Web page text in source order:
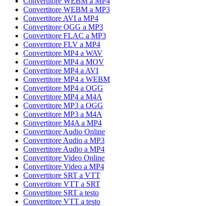
Convertitore WEBM a MP3
Convertitore AVI a MP4
Convertitore OGG a MP3
Convertitore FLAC a MP3
Convertitore FLV a MP4
Convertitore MP4 a WAV
Convertitore MP4 a MOV
Convertitore MP4 a AVI
Convertitore MP4 a WEBM
Convertitore MP4 a OGG
Convertitore MP4 a M4A
Convertitore MP3 a OGG
Convertitore MP3 a M4A
Convertitore M4A a MP4
Convertitore Audio Online
Convertitore Audio a MP3
Convertitore Audio a MP4
Convertitore Video Online
Convertitore Video a MP4
Convertitore SRT a VTT
Convertitore VTT a SRT
Convertitore SRT a testo
Convertitore VTT a testo